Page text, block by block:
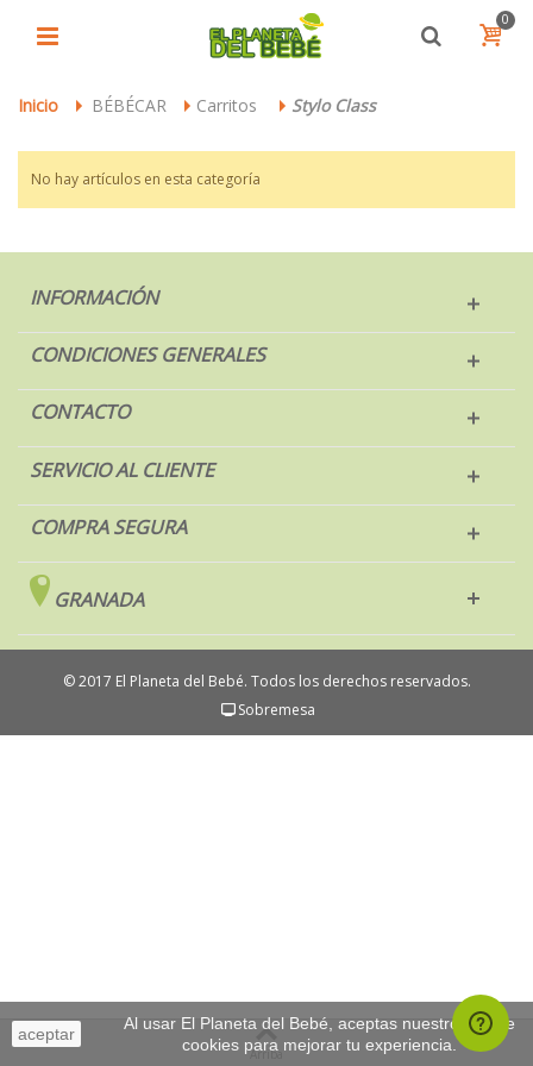
0
Inicio > BÉBÉCAR > Carritos > Stylo Class
No hay artículos en esta categoría
INFORMACIÓN
CONDICIONES GENERALES
CONTACTO
SERVICIO AL CLIENTE
COMPRA SEGURA
GRANADA
aceptar
Al usar El Planeta del Bebé, aceptas nuestro uso de
cookies para mejorar tu experiencia.
© 2017 El Planeta del Bebé. Todos los derechos reservados.
Sobremesa
Arriba